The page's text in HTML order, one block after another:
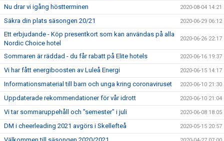
Nu drar vi igång höstterminen 2020-08-04 14:21
Säkra din plats säsongen 20/21 2020-06-29 06:12
Ett erbjudande - Köp presentkort som kan användas på alla
Nordic Choice hotel
2020-06-26 22:17
Sommaren är räddad - du får rabatt på Elite hotels 2020-06-16 19:37
Vi har fått energiboosten av Luleå Energi 2020-06-15 14:17
Informationsmaterial till barn och unga kring coronaviruset 2020-06-10 21:30
Uppdaterade rekommendationer för vår idrott 2020-06-10 21:04
Vi tar sommaruppehåll och "semester" i juli 2020-06-08 18:05
DM i cheerleading 2021 avgörs i Skellefteå 2020-05-15 20:57